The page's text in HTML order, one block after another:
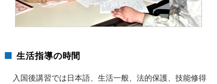
生活指導の時間
入国後講習では日本語、生活一般、法的保護、技能修得